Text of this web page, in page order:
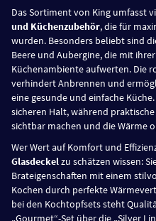
Das Sortiment von King umfasst
und Küchenzubehör, die für
wurden. Besonders beliebt sind
Beere und Aubergine, die mit
Küchenambiente aufwerten. Die
verhindert Anbrennen und
eine gesunde und einfache
sicheren Halt, während
sichtbar machen und die Wärme
Wer Wert auf Komfort und
Glasdeckelzu schätzen wissen:
Brateigenschaften mit einem
Kochen durch perfekte
bei den Kochtopfsets steht
„Gourmet“-Set über die „Silver